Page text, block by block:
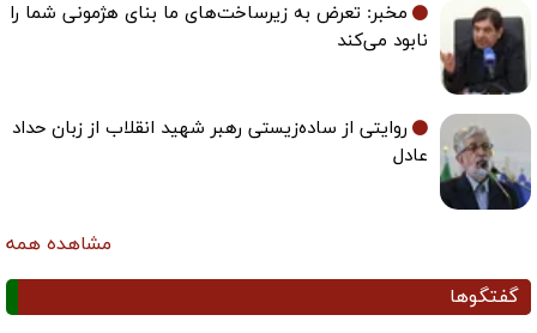
مخبر: تعرض به زیرساخت‌های ما بنای هژمونی شما را
نابود می‌کند
روایتی از ساده‌زیستی رهبر شهید انقلاب از زبان حداد
عادل
مشاهده همه
گفتگوها